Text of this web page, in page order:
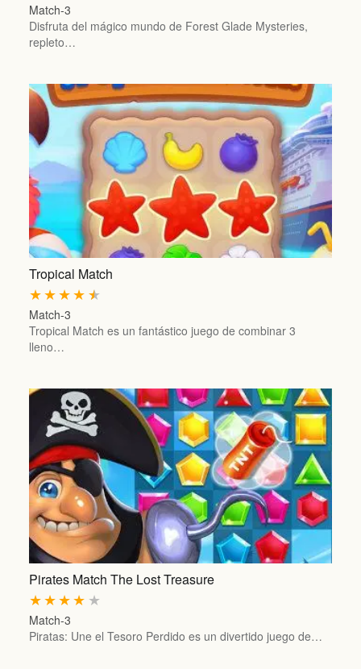
Match-3
Disfruta del mágico mundo de Forest Glade Mysteries,
repleto…
Tropical Match
★
★
★
★
★
Match-3
Tropical Match es un fantástico juego de combinar 3
lleno…
Pirates Match The Lost Treasure
★
★
★
★
★
Match-3
Piratas: Une el Tesoro Perdido es un divertido juego de…